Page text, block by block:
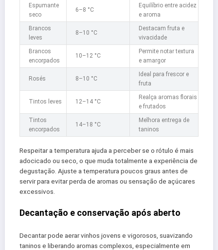
Espumante
seco
6–8 °C
Equilíbrio entre acidez
e aroma
Brancos
leves
8–10 °C
Destacam fruta e
vivacidade
Brancos
encorpados
10–12 °C
Permite notar textura
e amargor
Rosés 8–10 °C
Ideal para frescor e
fruta
Tintos leves 12–14 °C
Realça aromas florais
e frutados
Tintos
encorpados
14–18 °C
Melhora entrega de
taninos
Respeitar a temperatura ajuda a perceber se o rótulo é mais
adocicado ou seco, o que muda totalmente a experiência de
degustação. Ajuste a temperatura poucos graus antes de
servir para evitar perda de aromas ou sensação de açúcares
excessivos.
Decantação e conservação após aberto
Decantar pode aerar vinhos jovens e vigorosos, suavizando
taninos e liberando aromas complexos, especialmente em